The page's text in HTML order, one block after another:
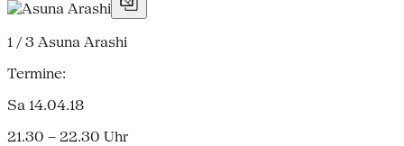
1 / 3 Asuna Arashi
Termine:
Sa 14.04.18
21.30 – 22.30 Uhr